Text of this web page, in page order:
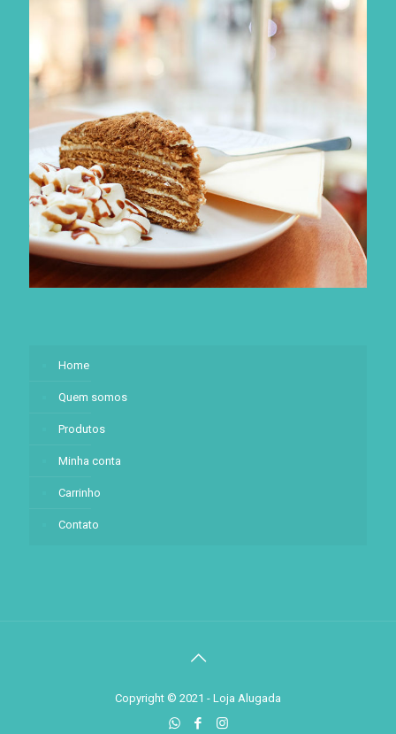
Home
Quem somos
Produtos
Minha conta
Carrinho
Contato
Copyright © 2021 - Loja Alugada